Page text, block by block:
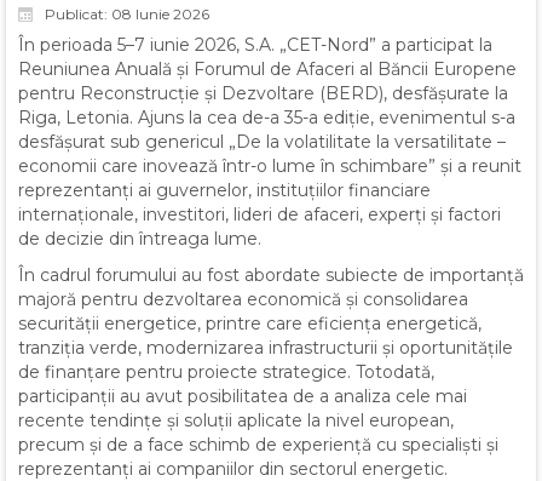
Publicat: 08 Iunie 2026
În perioada 5–7 iunie 2026, S.A. „CET-Nord” a participat la
Reuniunea Anuală și Forumul de Afaceri al Băncii Europene
pentru Reconstrucție și Dezvoltare (BERD), desfășurate la
Riga, Letonia. Ajuns la cea de-a 35-a ediție, evenimentul s-a
desfășurat sub genericul „De la volatilitate la versatilitate –
economii care inovează într-o lume în schimbare” și a reunit
reprezentanți ai guvernelor, instituțiilor financiare
internaționale, investitori, lideri de afaceri, experți și factori
de decizie din întreaga lume.
În cadrul forumului au fost abordate subiecte de importanță
majoră pentru dezvoltarea economică și consolidarea
securității energetice, printre care eficiența energetică,
tranziția verde, modernizarea infrastructurii și oportunitățile
de finanțare pentru proiecte strategice. Totodată,
participanții au avut posibilitatea de a analiza cele mai
recente tendințe și soluții aplicate la nivel european,
precum și de a face schimb de experiență cu specialiști și
reprezentanți ai companiilor din sectorul energetic.